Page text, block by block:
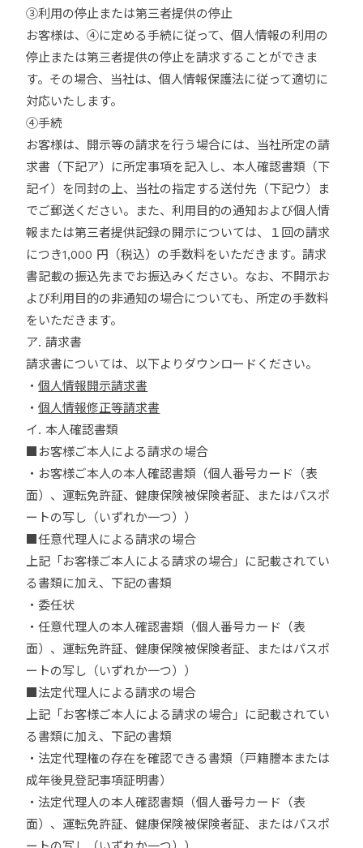
③利用の停止または第三者提供の停止
お客様は、④に定める手続に従って、個人情報の利用の
停止または第三者提供の停止を請求することができま
す。その場合、当社は、個人情報保護法に従って適切に
対応いたします。
④手続
お客様は、開示等の請求を行う場合には、当社所定の請
求書（下記ア）に所定事項を記入し、本人確認書類（下
記イ）を同封の上、当社の指定する送付先（下記ウ）ま
でご郵送ください。また、利用目的の通知および個人情
報または第三者提供記録の開示については、１回の請求
につき1,000 円（税込）の手数料をいただきます。請求
書記載の振込先までお振込みください。なお、不開示お
よび利用目的の非通知の場合についても、所定の手数料
をいただきます。
ア. 請求書
請求書については、以下よりダウンロードください。
・個人情報開示請求書
・個人情報修正等請求書
イ. 本人確認書類
■お客様ご本人による請求の場合
・お客様ご本人の本人確認書類（個人番号カード（表
面）、運転免許証、健康保険被保険者証、またはパスポ
ートの写し（いずれか一つ））
■任意代理人による請求の場合
上記「お客様ご本人による請求の場合」に記載されてい
る書類に加え、下記の書類
・委任状
・任意代理人の本人確認書類（個人番号カード（表
面）、運転免許証、健康保険被保険者証、またはパスポ
ートの写し（いずれか一つ））
■法定代理人による請求の場合
上記「お客様ご本人による請求の場合」に記載されてい
る書類に加え、下記の書類
・法定代理権の存在を確認できる書類（戸籍謄本または
成年後見登記事項証明書）
・法定代理人の本人確認書類（個人番号カード（表
面）、運転免許証、健康保険被保険者証、またはパスポ